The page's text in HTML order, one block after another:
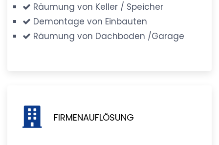
Räumung von Keller / Speicher
Demontage von Einbauten
Räumung von Dachboden /Garage
FIRMENAUFLÖSUNG